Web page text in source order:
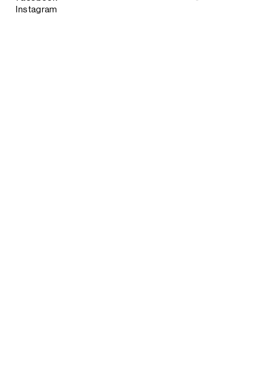
Instagram